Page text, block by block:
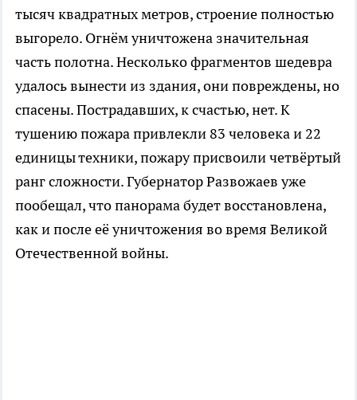
тысяч квадратных метров, строение полностью
выгорело. Огнём уничтожена значительная
часть полотна. Несколько фрагментов шедевра
удалось вынести из здания, они повреждены, но
спасены. Пострадавших, к счастью, нет. К
тушению пожара привлекли 83 человека и 22
единицы техники, пожару присвоили четвёртый
ранг сложности. Губернатор Развожаев уже
пообещал, что панорама будет восстановлена,
как и после её уничтожения во время Великой
Отечественной войны.